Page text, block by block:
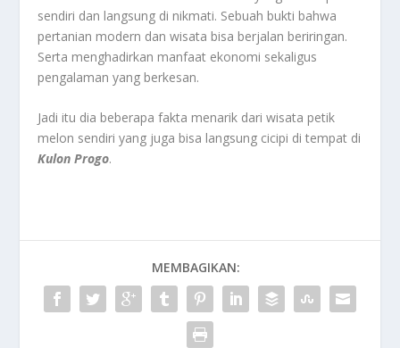
sendiri dan langsung di nikmati. Sebuah bukti bahwa
pertanian modern dan wisata bisa berjalan beriringan.
Serta menghadirkan manfaat ekonomi sekaligus
pengalaman yang berkesan.
Jadi itu dia beberapa fakta menarik dari wisata petik
melon sendiri yang juga bisa langsung cicipi di tempat di
Kulon Progo.
MEMBAGIKAN: